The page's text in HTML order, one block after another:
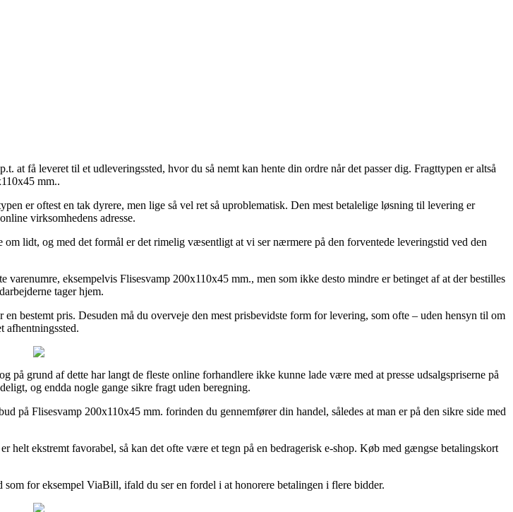
at få leveret til et udleveringssted, hvor du så nemt kan hente din ordre når det passer dig. Fragttypen er altså
mm..
er oftest en tak dyrere, men lige så vel ret så uproblematisk. Den mest betalelige løsning til levering er
virksomhedens adresse.
lidt, og med det formål er det rimelig væsentligt at vi ser nærmere på den forventede leveringstid ved den
eksempelvis Flisesvamp 200x110x45 mm., men som ikke desto mindre er betinget af at der bestilles
tager hjem.
bestemt pris. Desuden må du overveje den mest prisbevidste form for levering, som ofte – uden hensyn til om
afhentningssted.
grund af dette har langt de fleste online forhandlere ikke kunne lade være med at presse udsalgspriserne på
og endda nogle gange sikre fragt uden beregning.
Flisesvamp 200x110x45 mm. forinden du gennemfører din handel, således at man er på den sikre side med
helt ekstremt favorabel, så kan det ofte være et tegn på en bedragerisk e-shop. Køb med gængse betalingskort
for eksempel ViaBill, ifald du ser en fordel i at honorere betalingen i flere bidder.